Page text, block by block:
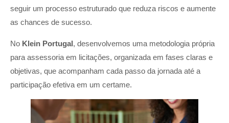
seguir um processo estruturado que reduza riscos e aumente
as chances de sucesso.
No Klein Portugal, desenvolvemos uma metodologia própria
para assessoria em licitações, organizada em fases claras e
objetivas, que acompanham cada passo da jornada até a
participação efetiva em um certame.